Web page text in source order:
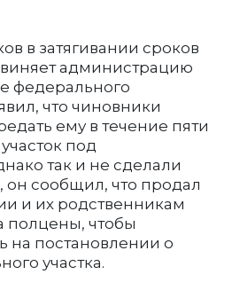
в затягивании сроков
администрацию
федерального
что чиновники
ему в течение пяти
под
так и не сделали
он сообщил, что продал
и их родственникам
полцены, чтобы
на постановлении о
участка.